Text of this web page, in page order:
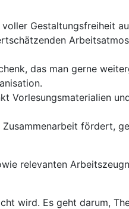
Gestaltungsfreiheit
das man gerne
Vorlesungsmaterialien
fördert,
relevanten
wird. Es geht darum,